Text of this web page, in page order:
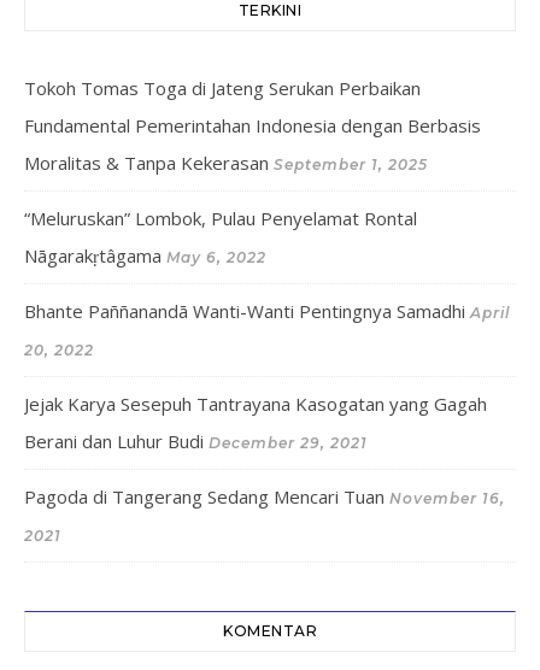
TERKINI
Tokoh Tomas Toga di Jateng Serukan Perbaikan
Fundamental Pemerintahan Indonesia dengan Berbasis
Moralitas & Tanpa Kekerasan September 1, 2025
“Meluruskan” Lombok, Pulau Penyelamat Rontal
Nāgarakṛtâgama May 6, 2022
Bhante Paññanandā Wanti-Wanti Pentingnya Samadhi April
20, 2022
Jejak Karya Sesepuh Tantrayana Kasogatan yang Gagah
Berani dan Luhur Budi December 29, 2021
Pagoda di Tangerang Sedang Mencari Tuan November 16,
2021
KOMENTAR